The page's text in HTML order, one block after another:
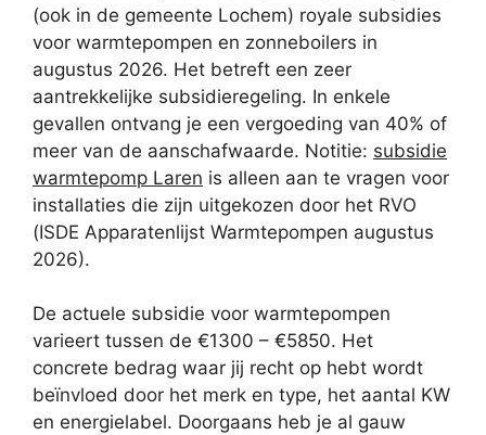
(ook in de gemeente Lochem) royale subsidies
voor warmtepompen en zonneboilers in
augustus 2026. Het betreft een zeer
aantrekkelijke subsidieregeling. In enkele
gevallen ontvang je een vergoeding van 40% of
meer van de aanschafwaarde. Notitie: subsidie
warmtepomp Laren is alleen aan te vragen voor
installaties die zijn uitgekozen door het RVO
(ISDE Apparatenlijst Warmtepompen augustus
2026).
De actuele subsidie voor warmtepompen
varieert tussen de €1300 – €5850. Het
concrete bedrag waar jij recht op hebt wordt
beïnvloed door het merk en type, het aantal KW
en energielabel. Doorgaans heb je al gauw